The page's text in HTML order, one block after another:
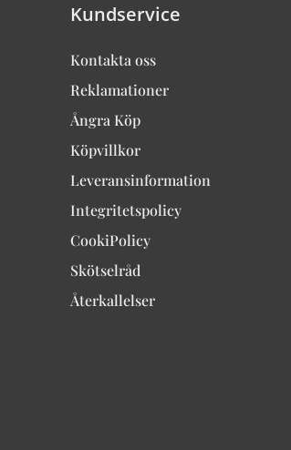
Kundservice
Kontakta oss
Reklamationer
Ångra Köp
Köpvillkor
Leveransinformation
Integritetspolicy
CookiPolicy
Skötselråd
Återkallelser